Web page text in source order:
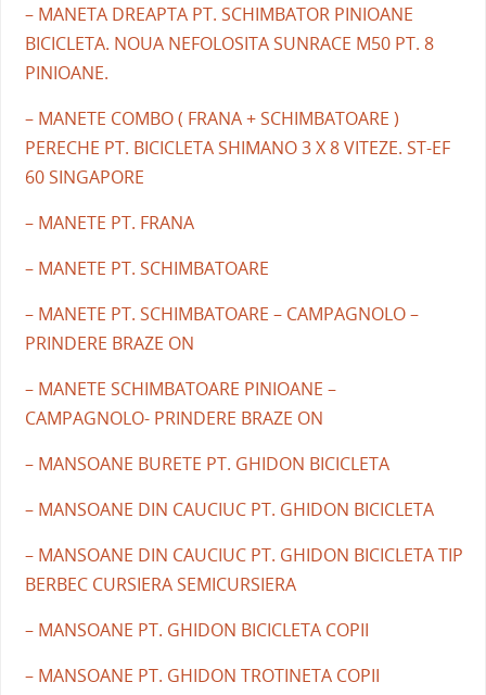
– MANETA DREAPTA PT. SCHIMBATOR PINIOANE
BICICLETA. NOUA NEFOLOSITA SUNRACE M50 PT. 8
PINIOANE.
– MANETE COMBO ( FRANA + SCHIMBATOARE )
PERECHE PT. BICICLETA SHIMANO 3 X 8 VITEZE. ST-EF
60 SINGAPORE
– MANETE PT. FRANA
– MANETE PT. SCHIMBATOARE
– MANETE PT. SCHIMBATOARE – CAMPAGNOLO –
PRINDERE BRAZE ON
– MANETE SCHIMBATOARE PINIOANE –
CAMPAGNOLO- PRINDERE BRAZE ON
– MANSOANE BURETE PT. GHIDON BICICLETA
– MANSOANE DIN CAUCIUC PT. GHIDON BICICLETA
– MANSOANE DIN CAUCIUC PT. GHIDON BICICLETA TIP
BERBEC CURSIERA SEMICURSIERA
– MANSOANE PT. GHIDON BICICLETA COPII
– MANSOANE PT. GHIDON TROTINETA COPII